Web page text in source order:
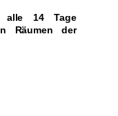
alle 14 Tage
Räumen der